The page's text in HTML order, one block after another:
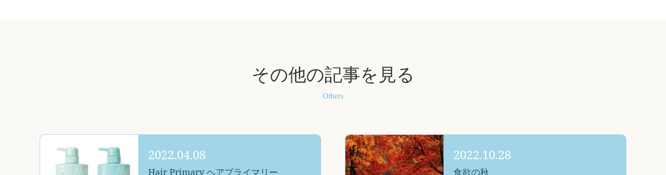
その他の記事を見る
Others
2022.04.08
Hair Primary ヘアプライマリー
2022.10.28
食欲の秋